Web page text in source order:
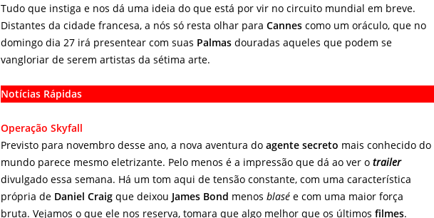
Tudo que instiga e nos dá uma ideia do que está por vir no circuito mundial em breve.
Distantes da cidade francesa, a nós só resta olhar paraCannes como um oráculo, que no
domingo dia 27 irá presentear com suas Palmas douradas aqueles que podem se
vangloriar de serem artistas da sétima arte.
Notícias Rápidas
Operação Skyfall
Previsto para novembro desse ano, a nova aventura doagente secreto mais conhecido do
mundo parece mesmo eletrizante. Pelo menos é a impressão que dá ao ver otrailer
divulgado essa semana. Há um tom aqui de tensão constante, com uma característica
própria de Daniel Craig que deixou James Bond menosblasé e com uma maior força
bruta. Vejamos o que ele nos reserva, tomara que algo melhor que os últimosfilmes.